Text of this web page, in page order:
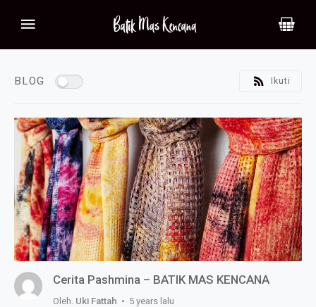
BLOG Ikuti
Cerita Pashmina – BATIK MAS KENCANA
Oleh. Uki Fattah • 5 years lalu